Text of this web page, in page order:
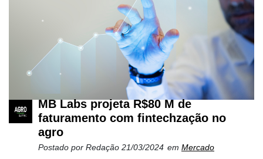
MB Labs projeta R$80 M de
faturamento com fintechzação no
agro
Postado por Redação 21/03/2024 em Mercado